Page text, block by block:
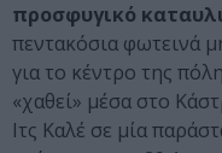
προσφυγικό
πεντακόσια φωτεινά
για το κέντρο της
«χαθεί» μέσα στο
Ιτς Καλέ σε μία